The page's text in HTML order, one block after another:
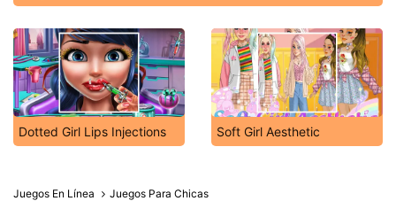
Dotted Girl Lips Injections Soft Girl Aesthetic
Juegos En Línea
Juegos Para Chicas